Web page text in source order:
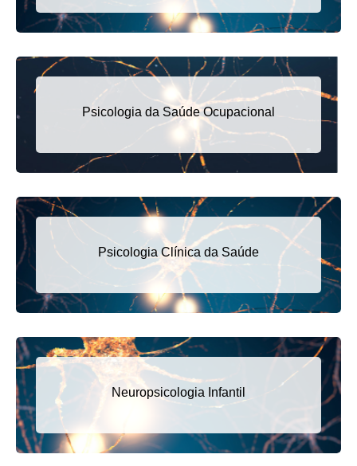
Psicologia da Saúde Ocupacional
Psicologia Clínica da Saúde
Neuropsicologia Infantil